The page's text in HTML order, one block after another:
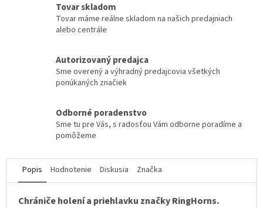
Tovar skladom
Tovar máme reálne skladom na našich predajniach
alebo centrále
Autorizovaný predajca
Sme overený a výhradný predajcovia všetkých
ponúkaných značiek
Odborné poradenstvo
Sme tu pre Vás, s radosťou Vám odborne poradíme a
pomôžeme
Popis Hodnotenie Diskusia Značka
Chrániče holení a priehlavku značky RingHorns.